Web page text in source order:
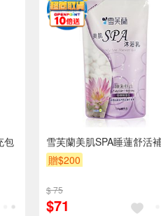
包
雪芙蘭美肌SPA睡蓮舒活
贈$200
$ 75
$71